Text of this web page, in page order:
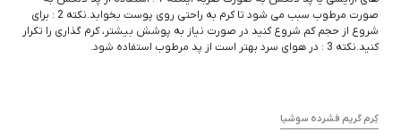
صورت مرطوب سبب می شود تا کرم به راحتی روی پوست بخوابد.نکته 2 : برای
شروع از حجم کم شروع کنید در صورت نیاز به پوشش بیشتر، کرم گذاری را تکرار
کنید.نکته 3 : در هوای سرد بهتر است از پد مرطوب استفاده شود.
کِرم گریم فشرده سوشیا